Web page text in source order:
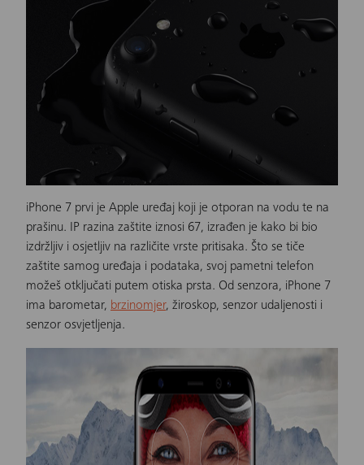
iPhone 7 prvi je Apple uređaj koji je otporan na vodu te na
prašinu. IP razina zaštite iznosi 67, izrađen je kako bi bio
izdržljiv i osjetljiv na različite vrste pritisaka. Što se tiče
zaštite samog uređaja i podataka, svoj pametni telefon
možeš otključati putem otiska prsta. Od senzora, iPhone 7
ima barometar, brzinomjer, žiroskop, senzor udaljenosti i
senzor osvjetljenja.